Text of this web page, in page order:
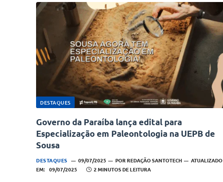
DESTAQUES
Governo da Paraíba lança edital para
Especialização em Paleontologia na UEPB de
Sousa
DESTAQUES 09/07/2025 PORREDAÇÃO SANTOTECH
ATUALIZADO
EM: 09/07/2025 2 MINUTOS DE LEITURA